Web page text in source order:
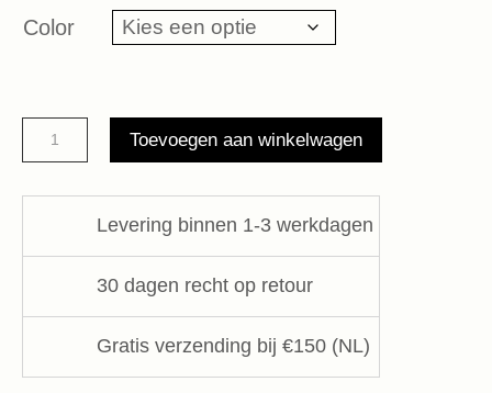
Color
Blouse
SS260177
Toevoegen aan winkelwagen
Levering binnen 1-3 werkdagen
30 dagen recht op retour
Gratis verzending bij €150 (NL)